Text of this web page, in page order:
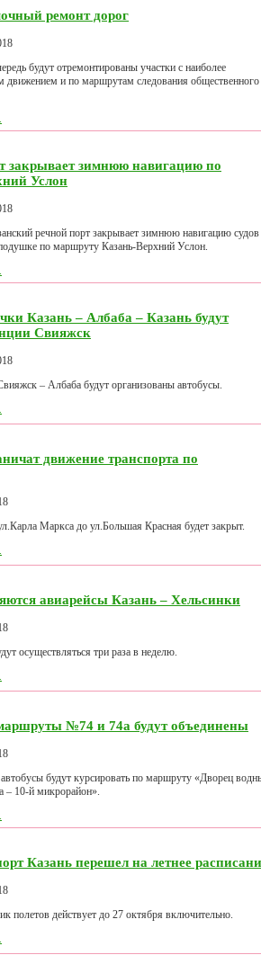
ремонт дорог
будут отремонтированы участки с наиболее
движением и по маршрутам следования общественного
закрывает зимнюю навигацию по
Услон
речной порт закрывает зимнюю навигацию судов
по маршруту Казань-Верхний Услон.
Казань – Албаба – Казань будут
Свияжск
– Албаба будут организованы автобусы.
движение транспорта по
Маркса до ул.Большая Красная будет закрыт.
авиарейсы Казань – Хельсинки
осуществляться три раза в неделю.
№74 и 74а будут объединены
будут курсировать по маршруту «Дворец
– 10-й микрорайон».
Казань перешел на летнее
полетов действует до 27 октября включительно.